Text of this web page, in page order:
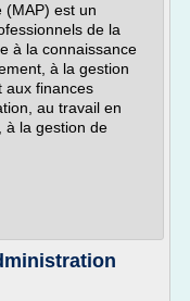
(MAP) est un
de la
à la connaissance
à la gestion
aux finances
au travail en
à la gestion de